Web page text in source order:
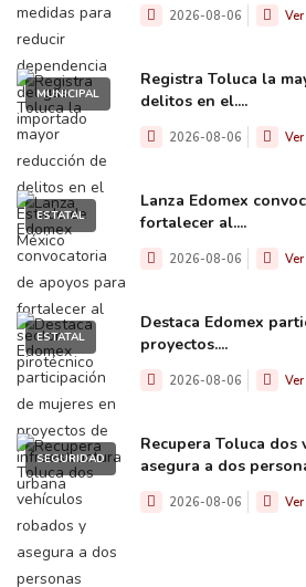
2026-08-06
MUNICIPAL
Registra Toluca la
delitos en el....
2026-08-06
ESTATAL
Lanza Edomex
fortalecer al....
2026-08-06
ESTATAL
Destaca Edomex
proyectos....
2026-08-06
SEGURIDAD
Recupera Toluca
asegura a dos
2026-08-06